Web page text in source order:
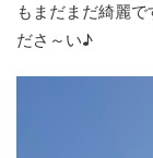
もまだまだ綺麗
ださ～い♪